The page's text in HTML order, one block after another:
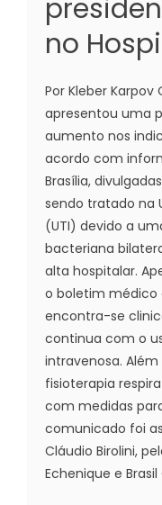
no
Por Kleber
apresentou uma
aumento nos
acordo com
Brasília,
sendo tratado na
(UTI) devido a
bacteriana
alta hospitalar.
o boletim médico
encontra-se
continua com o
intravenosa.
fisioterapia
com medidas
comunicado foi
Cláudio Birolini,
Echenique e Brasil